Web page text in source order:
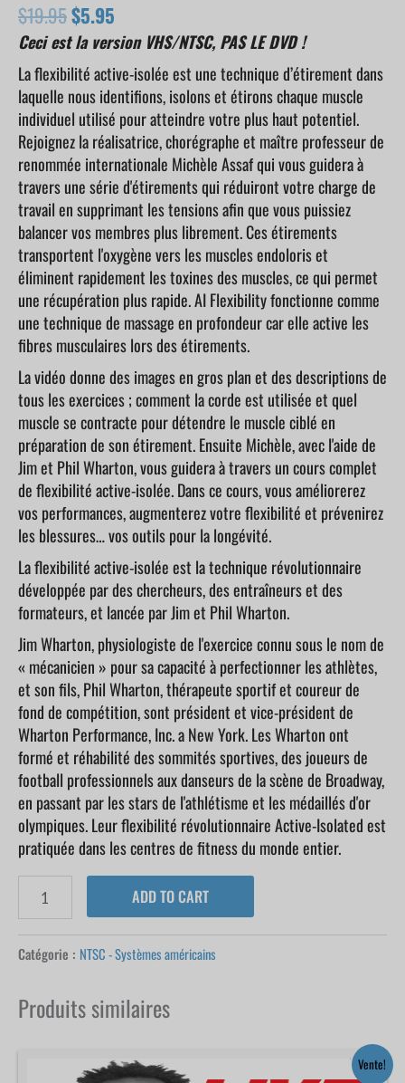
$19.95$5.95
Ceci est la version VHS/NTSC, PAS LE DVD !
La flexibilité active-isolée est une technique d’étirement dans
laquelle nous identifions, isolons et étirons chaque muscle
individuel utilisé pour atteindre votre plus haut potentiel.
Rejoignez la réalisatrice, chorégraphe et maître professeur de
renommée internationale Michèle Assaf qui vous guidera à
travers une série d'étirements qui réduiront votre charge de
travail en supprimant les tensions afin que vous puissiez
balancer vos membres plus librement. Ces étirements
transportent l'oxygène vers les muscles endoloris et
éliminent rapidement les toxines des muscles, ce qui permet
une récupération plus rapide. AI Flexibility fonctionne comme
une technique de massage en profondeur car elle active les
fibres musculaires lors des étirements.
La vidéo donne des images en gros plan et des descriptions de
tous les exercices ; comment la corde est utilisée et quel
muscle se contracte pour détendre le muscle ciblé en
préparation de son étirement. Ensuite Michèle, avec l'aide de
Jim et Phil Wharton, vous guidera à travers un cours complet
de flexibilité active-isolée. Dans ce cours, vous améliorerez
vos performances, augmenterez votre flexibilité et prévenirez
les blessures… vos outils pour la longévité.
La flexibilité active-isolée est la technique révolutionnaire
développée par des chercheurs, des entraîneurs et des
formateurs, et lancée par Jim et Phil Wharton.
Jim Wharton, physiologiste de l'exercice connu sous le nom de
« mécanicien » pour sa capacité à perfectionner les athlètes,
et son fils, Phil Wharton, thérapeute sportif et coureur de
fond de compétition, sont président et vice-président de
Wharton Performance, Inc. a New York. Les Wharton ont
formé et réhabilité des sommités sportives, des joueurs de
football professionnels aux danseurs de la scène de Broadway,
en passant par les stars de l'athlétisme et les médaillés d'or
olympiques. Leur flexibilité révolutionnaire Active-Isolated est
pratiquée dans les centres de fitness du monde entier.
ADD TO CART
Catégorie : NTSC - Systèmes américains
Produits similaires
Vente!